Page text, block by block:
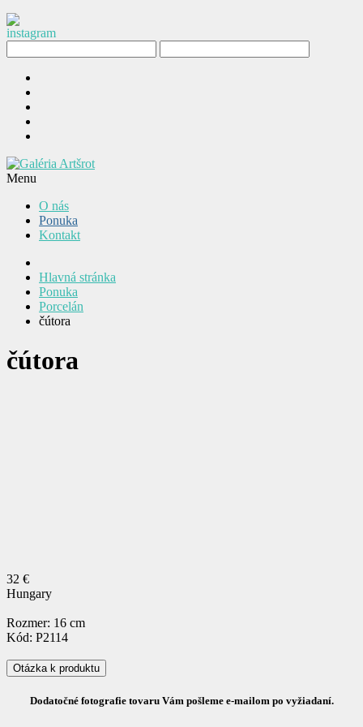
Menu
O nás
Ponuka
Kontakt
Hlavná stránka
Ponuka
Porcelán
čútora
čútora
32 €
Hungary
Rozmer: 16 cm
Kód: P2114
Otázka k produktu
Dodatočné fotografie tovaru Vám pošleme e-mailom po vyžiadaní.